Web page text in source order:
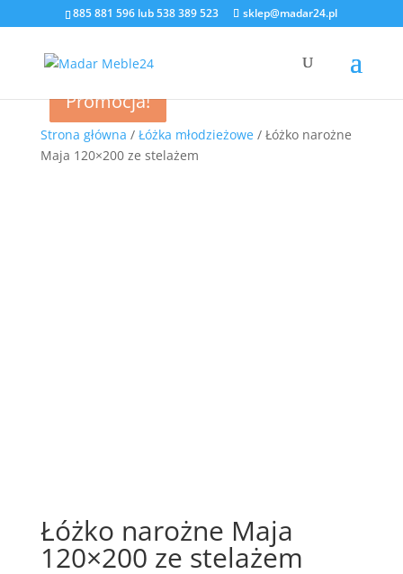
885 881 596 lub538 389 523 sklep@madar24.pl
Strona główna / Łóżka młodzieżowe/ Łóżko narożne
Maja 120×200 ze stelażem
Promocja!
Łóżko narożne Maja
120×200 ze stelażem
Promocja!
Promocja!
Promocja!